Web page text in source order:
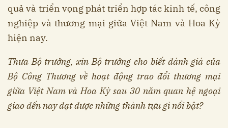
quả và triển vọng phát triển hợp tác kinh tế, công
nghiệp và thương mại giữa Việt Nam và Hoa Kỳ
hiện nay.
Thưa Bộ trưởng, xin Bộ trưởng cho biết đánh giá của
Bộ Công Thương về hoạt động trao đổi thương mại
giữa Việt Nam và Hoa Kỳ sau 30 năm quan hệ ngoại
giao đến nay đạt được những thành tựu gì nổi bật?